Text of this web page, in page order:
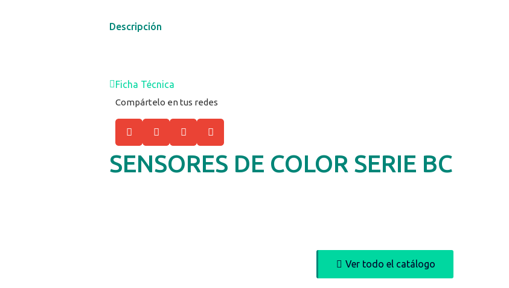
Descripción
Ficha Técnica
Compártelo en tus redes
SENSORES DE COLOR SERIE BC
Ver todo el catálogo